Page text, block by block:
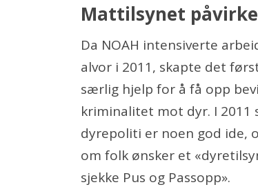
Mattilsynet
Da NOAH intensiverte
alvor i 2011, skapte det
særlig hjelp for å få opp
kriminalitet mot dyr. I 2011
dyrepoliti er noen god ide,
om folk ønsker et
sjekke Pus og Passopp».